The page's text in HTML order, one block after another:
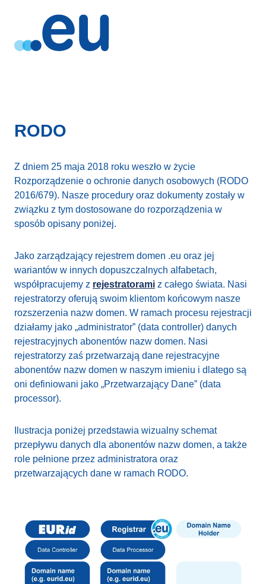
RODO
Z dniem 25 maja 2018 roku weszło w życie
Rozporządzenie o ochronie danych osobowych (RODO
2016/679). Nasze procedury oraz dokumenty zostały w
związku z tym dostosowane do rozporządzenia w
sposób opisany poniżej.
Jako zarządzający rejestrem domen .eu oraz jej
wariantów w innych dopuszczalnych alfabetach,
współpracujemy z rejestratorami z całego świata. Nasi
rejestratorzy oferują swoim klientom końcowym nasze
rozszerzenia nazw domen. W ramach procesu rejestracji
działamy jako „administrator” (data controller) danych
rejestracyjnych abonentów nazw domen. Nasi
rejestratorzy zaś przetwarzają dane rejestracyjne
abonentów nazw domen w naszym imieniu i dlatego są
oni definiowani jako „Przetwarzający Dane” (data
processor).
Ilustracja poniżej przedstawia wizualny schemat
przepływu danych dla abonentów nazw domen, a także
role pełnione przez administratora oraz
przetwarzających dane w ramach RODO.